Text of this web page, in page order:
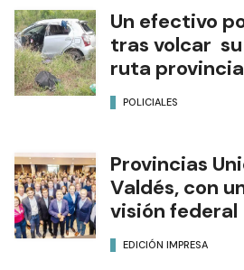
Un efectivo
tras volcar
ruta
POLICIALES
Provincias
Valdés, con
visión federal
EDICIÓN IMPRESA